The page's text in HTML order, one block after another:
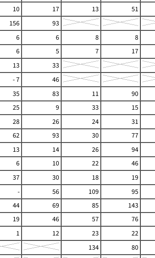
10 17 13 51
156
93
6 6 8 8
6 5 7 17
13
33
- 7
46
35 83 11 90
25 9 33 15
28 26 24 31
62 93 30 77
13 14 26 94
6 10 22 46
37 30 18 19
- 56 109 95
44 69 85 143
19 46 57 76
1 12 23 22
134 80